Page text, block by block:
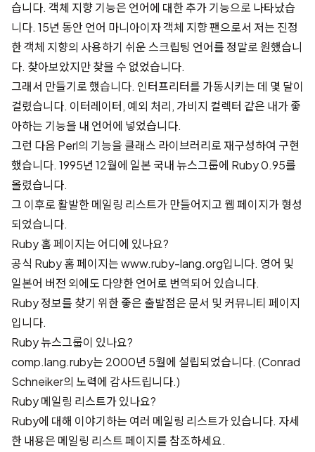
습니다. 객체 지향 기능은 언어에 대한 추가 기능으로 나타났습
니다. 15년 동안 언어 마니아이자 객체 지향 팬으로서 저는 진정
한 객체 지향의 사용하기 쉬운 스크립팅 언어를 정말로 원했습니
다. 찾아보았지만 찾을 수 없었습니다.
그래서 만들기로 했습니다. 인터프리터를 가동시키는 데 몇 달이
걸렸습니다. 이터레이터, 예외 처리, 가비지 컬렉터 같은 내가 좋
아하는 기능을 내 언어에 넣었습니다.
그런 다음 Perl의 기능을 클래스 라이브러리로 재구성하여 구현
했습니다. 1995년 12월에 일본 국내 뉴스그룹에 Ruby 0.95를
올렸습니다.
그 이후로 활발한 메일링 리스트가 만들어지고 웹 페이지가 형성
되었습니다.
Ruby 홈 페이지는 어디에 있나요?
공식 Ruby 홈 페이지는www.ruby-lang.org입니다. 영어 및
일본어 버전 외에도 다양한 언어로 번역되어 있습니다.
Ruby 정보를 찾기 위한 좋은 출발점은 문서 및 커뮤니티 페이지
입니다.
Ruby 뉴스그룹이 있나요?
comp.lang.ruby는 2000년 5월에 설립되었습니다. (Conrad
Schneiker의 노력에 감사드립니다.)
Ruby 메일링 리스트가 있나요?
Ruby에 대해 이야기하는 여러 메일링 리스트가 있습니다. 자세
한 내용은 메일링 리스트페이지를 참조하세요.